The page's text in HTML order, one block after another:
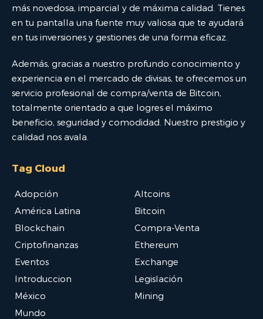
más novedosa, imparcial y de máxima calidad. Tienes
en tu pantalla una fuente muy valiosa que te ayudará
en tus inversiones y gestiones de una forma eficaz.
Además, gracias a nuestro profundo conocimiento y
experiencia en el mercado de divisas, te ofrecemos un
servicio profesional de compra/venta de Bitcoin,
totalmente orientado a que logres el máximo
beneficio, seguridad y comodidad. Nuestro prestigio y
calidad nos avala.
Tag Cloud
Adopción
Altcoins
América Latina
Bitcoin
Blockchain
Compra-Venta
Criptofinanzas
Ethereum
Eventos
Exchange
Introduccion
Legislación
México
Mining
Mundo